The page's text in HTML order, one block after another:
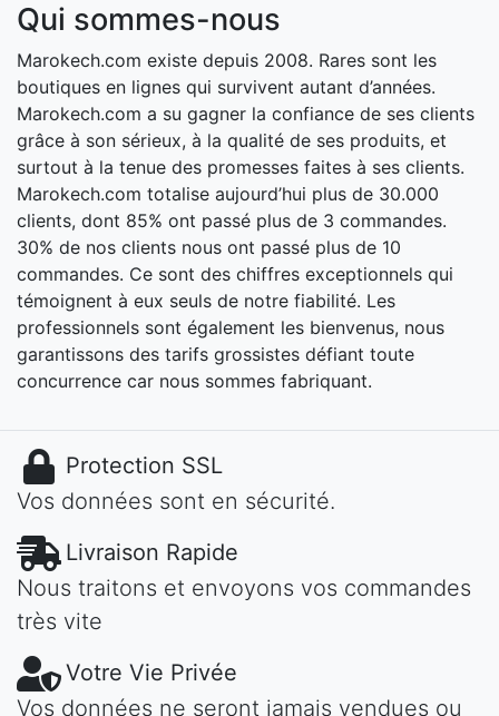
Qui sommes-nous
Marokech.com existe depuis 2008. Rares sont les
boutiques en lignes qui survivent autant d’années.
Marokech.com a su gagner la confiance de ses clients
grâce à son sérieux, à la qualité de ses produits, et
surtout à la tenue des promesses faites à ses clients.
Marokech.com totalise aujourd’hui plus de 30.000
clients, dont 85% ont passé plus de 3 commandes.
30% de nos clients nous ont passé plus de 10
commandes. Ce sont des chiffres exceptionnels qui
témoignent à eux seuls de notre fiabilité. Les
professionnels sont également les bienvenus, nous
garantissons des tarifs grossistes défiant toute
concurrence car nous sommes fabriquant.
Protection SSL
Vos données sont en sécurité.
Livraison Rapide
Nous traitons et envoyons vos commandes
très vite
Votre Vie Privée
Vos données ne seront jamais vendues ou